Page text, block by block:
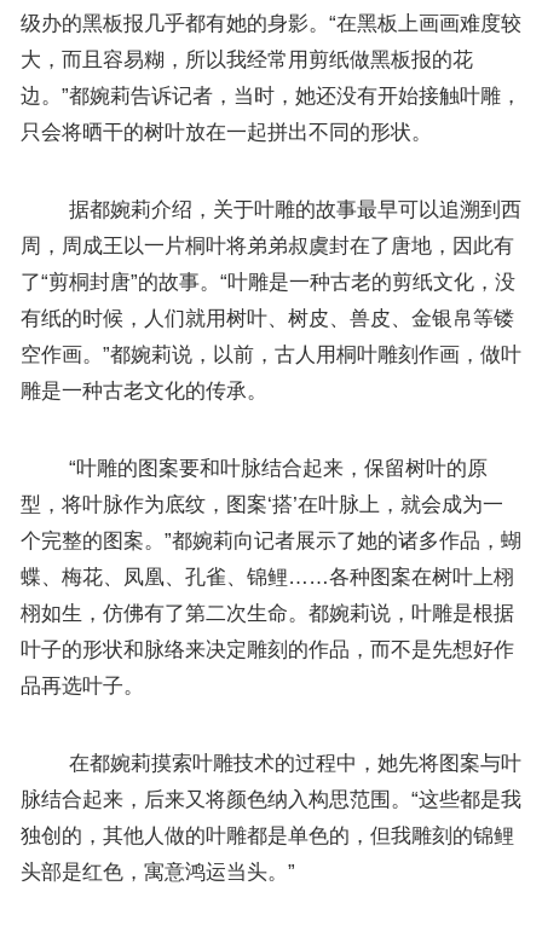
级办的黑板报几乎都有她的身影。“在黑板上画画难度较
大，而且容易糊，所以我经常用剪纸做黑板报的花
边。”都婉莉告诉记者，当时，她还没有开始接触叶雕，
只会将晒干的树叶放在一起拼出不同的形状。
据都婉莉介绍，关于叶雕的故事最早可以追溯到西
周，周成王以一片桐叶将弟弟叔虞封在了唐地，因此有
了“剪桐封唐”的故事。“叶雕是一种古老的剪纸文化，没
有纸的时候，人们就用树叶、树皮、兽皮、金银帛等镂
空作画。”都婉莉说，以前，古人用桐叶雕刻作画，做叶
雕是一种古老文化的传承。
“叶雕的图案要和叶脉结合起来，保留树叶的原
型，将叶脉作为底纹，图案‘搭’在叶脉上，就会成为一
个完整的图案。”都婉莉向记者展示了她的诸多作品，蝴
蝶、梅花、凤凰、孔雀、锦鲤……各种图案在树叶上栩
栩如生，仿佛有了第二次生命。都婉莉说，叶雕是根据
叶子的形状和脉络来决定雕刻的作品，而不是先想好作
品再选叶子。
在都婉莉摸索叶雕技术的过程中，她先将图案与叶
脉结合起来，后来又将颜色纳入构思范围。“这些都是我
独创的，其他人做的叶雕都是单色的，但我雕刻的锦鲤
头部是红色，寓意鸿运当头。”